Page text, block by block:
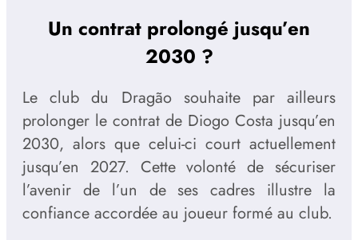
Un contrat prolongé jusqu’en
2030 ?
Le club du Dragão souhaite par ailleurs
prolonger le contrat de Diogo Costa jusqu’en
2030, alors que celui-ci court actuellement
jusqu’en 2027. Cette volonté de sécuriser
l’avenir de l’un de ses cadres illustre la
confiance accordée au joueur formé au club.